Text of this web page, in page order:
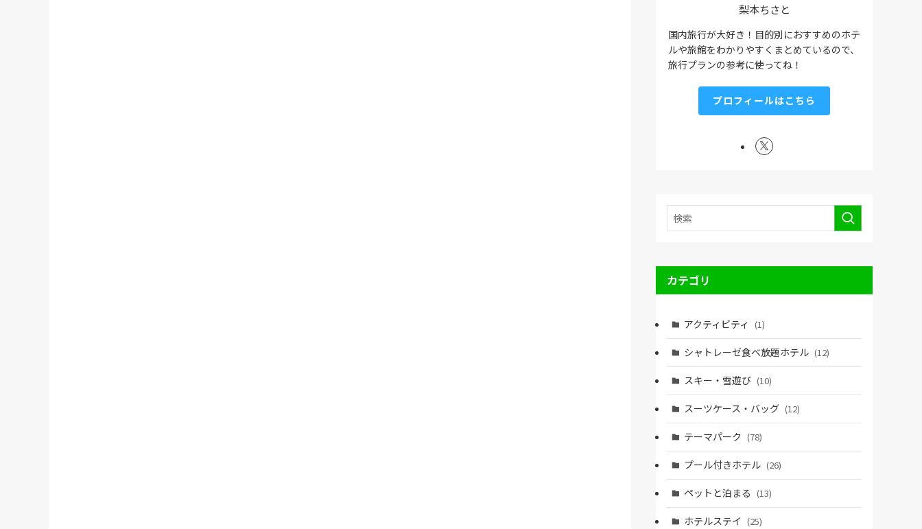
梨本ちさと
国内旅行が大好き！目的別におすすめのホテ
ルや旅館をわかりやすくまとめているので、
旅行プランの参考に使ってね！
プロフィールはこちら
カテゴリ
アクティビティ (1)
シャトレーゼ食べ放題ホテル (12)
スキー・雪遊び (10)
スーツケース・バッグ (12)
テーマパーク (78)
プール付きホテル (26)
ペットと泊まる (13)
ホテルステイ (25)